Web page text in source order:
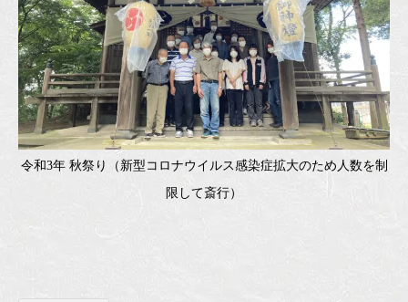
令和3年 秋祭り（新型コロナウイルス感染症拡大のため人数を制
限して斎行）